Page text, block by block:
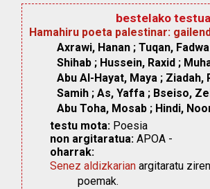
bestelako
Hamahiru poeta palestinar:
Axrawi, Hanan ; Tuqan,
Shihab ; Hussein, Raxid ;
Abu Al-Hayat, Maya ;
Samih ; As, Yaffa ; Bseiso,
Abu Toha, Mosab ; Hindi,
testu mota: Poesia
non argitaratua: APOA -
oharrak:
Senez aldizkarian argitaratu
poemak.